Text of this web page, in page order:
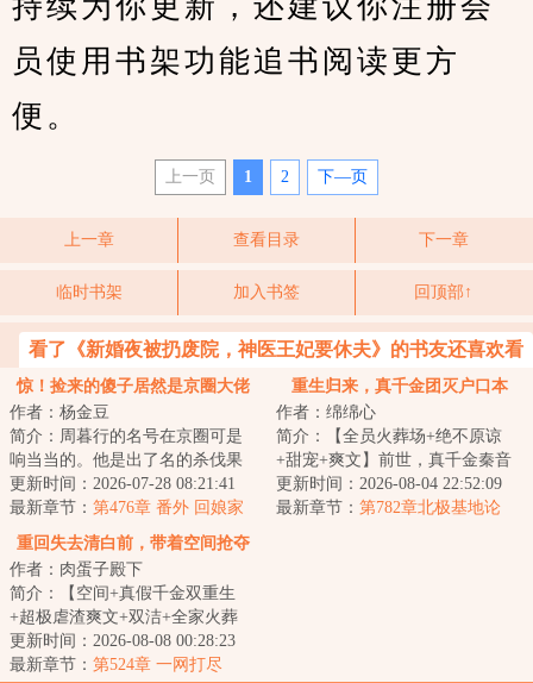
员使用书架功能追书阅读更方
便。
上一页 1 2 下—页
上一章 查看目录 下一章
临时书架 加入书签 回顶部↑
看了《新婚夜被扔废院，神医王妃要休夫》的书友还喜欢看
惊！捡来的傻子居然是京圈大佬
作者：杨金豆
简介：周暮行的名号在京圈可是
响当当的。他是出了名的杀伐果
断，腹黑无情，在一众兄弟里
面，优秀到让人望...
更新时间：2026-07-28 08:21:41
最新章节： 第476章 番外 回娘家
（下）
重生归来，真千金团灭户口本
作者：绵绵心
简介：【全员火葬场+绝不原谅
+甜宠+爽文】前世，真千金秦音
认亲回家后拼命讨好付出，渴求
亲情，临死前全...
更新时间：2026-08-04 22:52:09
最新章节： 第782章北极基地论
重回失去清白前，带着空间抢夺
江山
作者：肉蛋子殿下
简介：【空间+真假千金双重生
+超极虐渣爽文+双洁+全家火葬
场】&lt;br/&gt;【白切黑、貌美绝
伦贵女+禁欲、...
更新时间：2026-08-08 00:28:23
最新章节： 第524章 一网打尽